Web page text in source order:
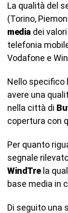
La qualità del
(Torino,
media dei
telefonia
Vodafone e
Nello specifico
avere una
nella città di
copertura con
Per quanto
segnale
WindTrela
base media in
Di seguito una